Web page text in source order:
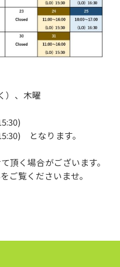
、木曜
となります。
頂く場合がございます。
ご覧くださいませ。